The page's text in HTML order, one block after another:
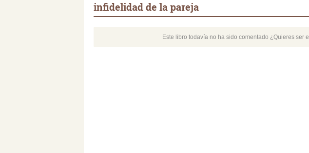
infidelidad de la pareja
Este libro todavía no ha sido comentado ¿Quieres ser el